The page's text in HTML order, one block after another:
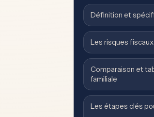
Définition et
Les risques
Comparaison et
familiale
Les étapes clés